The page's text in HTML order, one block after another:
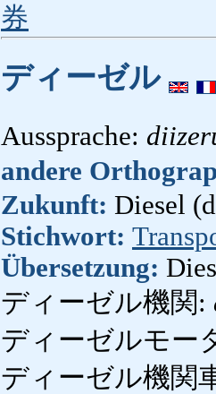
券
ディーゼル
Aussprache:
andere
Zukunft: Diesel
Stichwort:
Übersetzung:
ディーゼル機関:
ディーゼルモー
ディーゼル機関